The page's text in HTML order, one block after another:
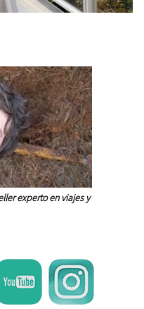
experto en viajes y